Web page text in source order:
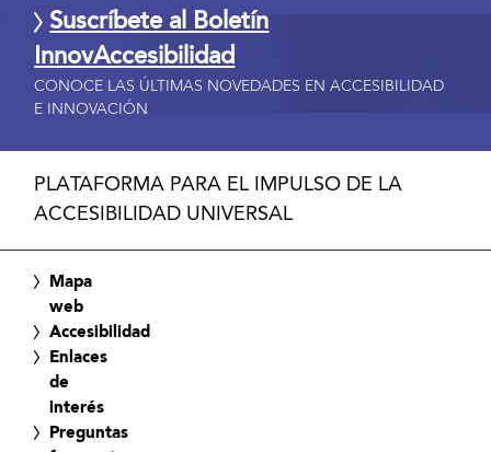
Suscríbete al Boletín
InnovAccesibilidad
CONOCE LAS ÚLTIMAS NOVEDADES EN ACCESIBILIDAD
E INNOVACIÓN
PLATAFORMA PARA EL IMPULSO DE LA
ACCESIBILIDAD UNIVERSAL
Mapa
web
Accesibilidad
Enlaces
de
interés
Preguntas